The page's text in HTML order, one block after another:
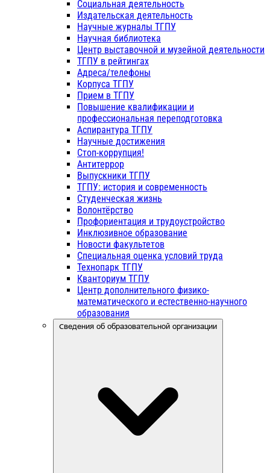
Социальная деятельность
Издательская деятельность
Научные журналы ТГПУ
Научная библиотека
Центр выставочной и музейной деятельности
ТГПУ в рейтингах
Адреса/телефоны
Корпуса ТГПУ
Прием в ТГПУ
Повышение квалификации и
профессиональная переподготовка
Аспирантура ТГПУ
Научные достижения
Стоп-коррупция!
Антитеррор
Выпускники ТГПУ
ТГПУ: история и современность
Студенческая жизнь
Волонтёрство
Профориентация и трудоустройство
Инклюзивное образование
Новости факультетов
Специальная оценка условий труда
Технопарк ТГПУ
Кванториум ТГПУ
Центр дополнительного физико-
математического и естественно-научного
образования
Сведения об образовательной организации